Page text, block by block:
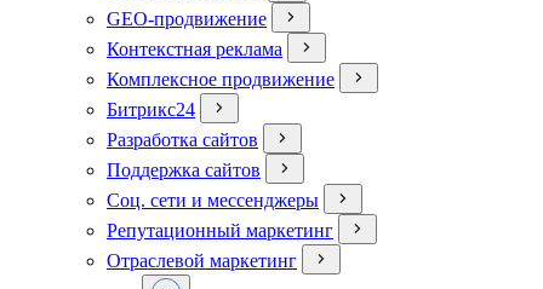
GEO-продвижение
Контекстная реклама
Комплексное продвижение
Битрикс24
Разработка сайтов
Поддержка сайтов
Соц. сети и мессенджеры
Репутационный маркетинг
Отраслевой маркетинг